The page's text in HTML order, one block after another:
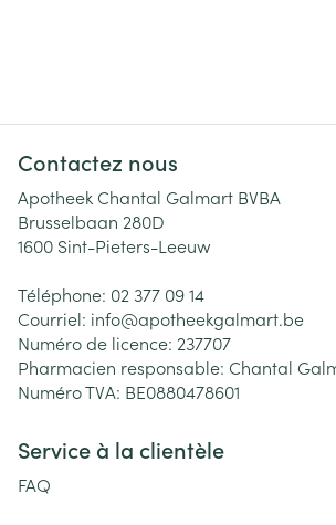
Contactez nous
Apotheek Chantal Galmart BVBA
Brusselbaan 280D
1600 Sint-Pieters-Leeuw
Téléphone: 02 377 09 14
Courriel: info@apotheekgalmart.be
Numéro de licence: 237707
Pharmacien responsable: Chantal
Numéro TVA: BE0880478601
Service à la clientèle
FAQ